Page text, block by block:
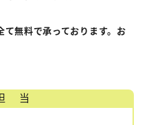
無料で承っております。お
当